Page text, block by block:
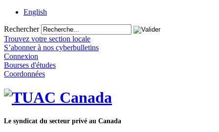
English
Rechercher
Trouvez votre section locale
S’abonner à nos cyberbulletins
Connexion
Bourses d'études
Coordonnées
Le syndicat du secteur privé au Canada